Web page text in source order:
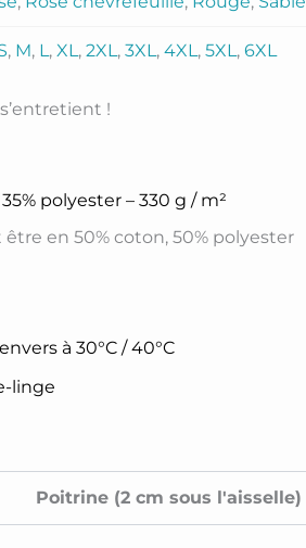
, M, L,XL,2XL,3XL,4XL,5XL,6XL
!
polyester – 330 g / m²
en 50% coton, 50% polyester
à 30°C / 40°C
linge
Poitrine (2 cm sous l'aisselle)